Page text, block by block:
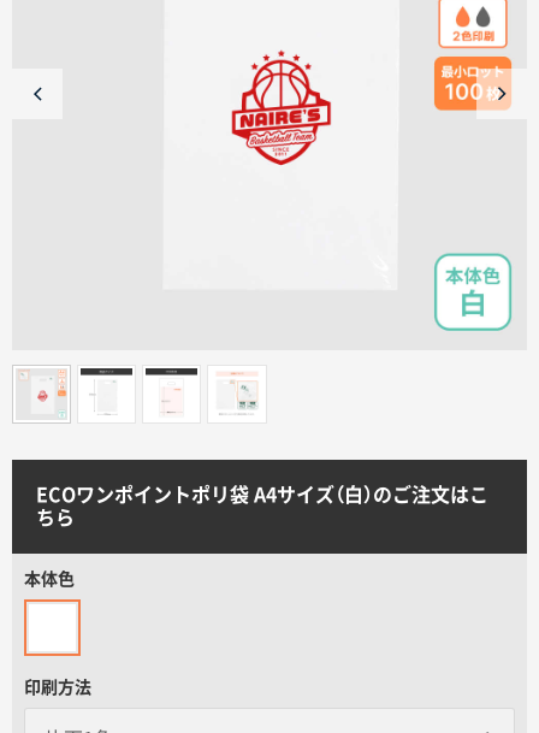
印刷色から探す
サイトメニュー
お見積書の作成方法
ECOワンポイントポリ袋 A4サイズ（白）のご注文はこ
ちら
本体色
印刷方法